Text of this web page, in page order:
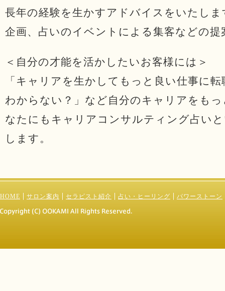
長年の経験を生かすアドバイスをいたし
企画、占いのイベントによる集客などの
＜自分の才能を活かしたいお客様には＞
「キャリアを生かしてもっと良い仕事に
わからない？」など自分のキャリアをも
なたにもキャリアコンサルティング占い
します。
HOME サロン案内 セラピスト紹介 占い・ヒーリング パワーストーン